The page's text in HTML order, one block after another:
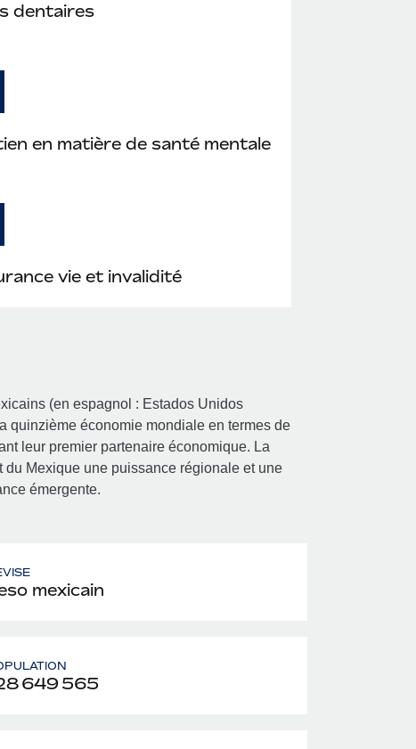
dentaires
en matière de santé mentale
vie et invalidité
(en espagnol : Estados Unidos
quinzième économie mondiale en termes de
leur premier partenaire économique. La
Mexique une puissance régionale et une
émergente.
mexicain
649 565